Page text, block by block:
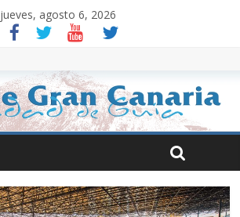
jueves, agosto 6, 2026